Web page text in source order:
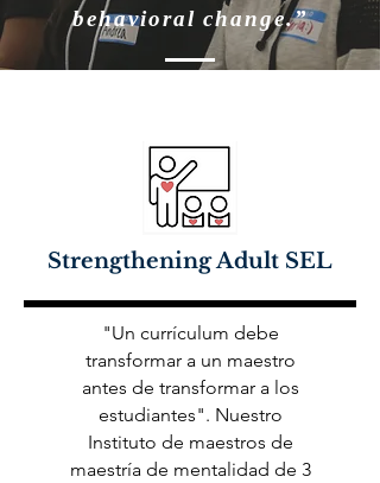
behavioral change.”
Strengthening Adult SEL
"Un currículum debe
transformar a un maestro
antes de transformar a los
estudiantes". Nuestro
Instituto de maestros de
maestría de mentalidad de 3